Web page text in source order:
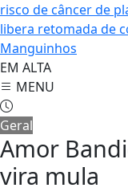
risco de câncer de
libera retomada de
Manguinhos
EM ALTA
MENU
Geral
Amor
vira mula